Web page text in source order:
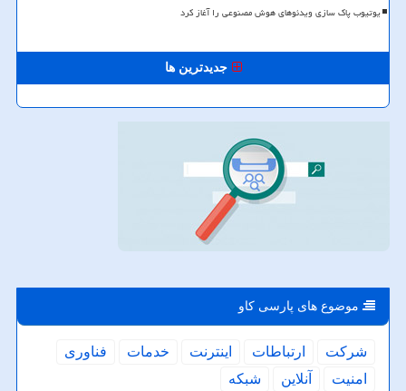
یوتیوب پاک سازی ویدئوهای هوش مصنوعی را آغاز کرد
جدیدترین ها
موضوع های پارسی كاو
شركت ارتباطات اینترنت خدمات
فناوری
امنیت
آنلاین شبكه